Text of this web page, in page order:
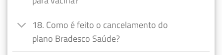
18. Como é feito o cancelamento do
plano Bradesco Saúde?